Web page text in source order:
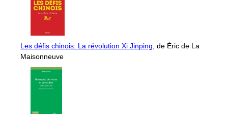
Les défis chinois: La révolution Xi Jinping, de Éric de La
Maisonneuve